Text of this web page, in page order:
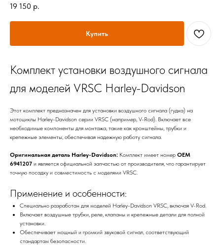
19 150 р.
Купить
Комплект установки воздушного сигнала
для моделей VRSC Harley-Davidson
Этот комплект предназначен для установки воздушного сигнала (гудка) на
мотоциклы Harley-Davidson серии VRSC (например, V-Rod). Включает все
необходимые компоненты для монтажа, такие как кронштейны, трубки и
крепежные элементы, обеспечивая надежную работу сигнала.
Оригинальная деталь Harley-Davidson: Комплект имеет номер OEM
6941207 и является официальной запчастью от производителя, что гарантирует
точную посадку и совместимость с моделями VRSC.
Применение и особенности:
Специально разработан для моделей Harley-Davidson VRSC, включая V-Rod.
Включает воздушные трубки, реле, клапаны и крепежные детали для полной
установки.
Обеспечивает мощный и громкий звуковой сигнал, соответствующий
стандартам безопасности.